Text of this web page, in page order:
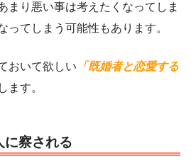
まり悪い事は考えたくなってしま
ってしまう可能性もあります。
おいて欲しい 「既婚者と恋愛する
ます。
に察される